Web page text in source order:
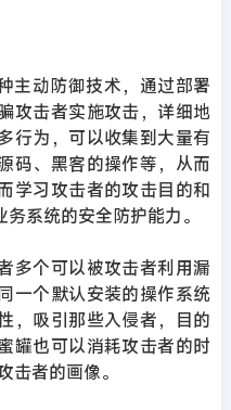
主动防御技术，通过部署
攻击者实施攻击，详细地
行为，可以收集到大量有
码、黑客的操作等，从而
学习攻击者的攻击目的和
系统的安全防护能力。
多个可以被攻击者利用漏
一个默认安装的操作系统
，吸引那些入侵者，目的
罐也可以消耗攻击者的时
击者的画像。